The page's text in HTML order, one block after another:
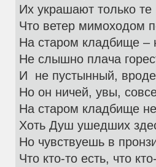
Их украшают только те
Что ветер мимоходом
На старом кладбище –
Не слышно плача
И не пустынный,
Но он ничей, увы,
На старом кладбище
Хоть Душ ушедших
Но чувствуешь в
Что кто-то есть, что